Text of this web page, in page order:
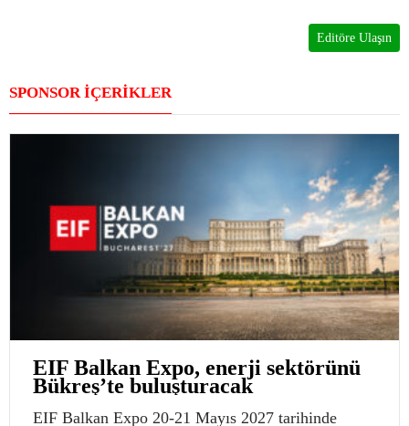
Editöre Ulaşın
SPONSOR İÇERİKLER
EIF Balkan Expo, enerji sektörünü
Bükreş’te buluşturacak
EIF Balkan Expo 20-21 Mayıs 2027 tarihinde